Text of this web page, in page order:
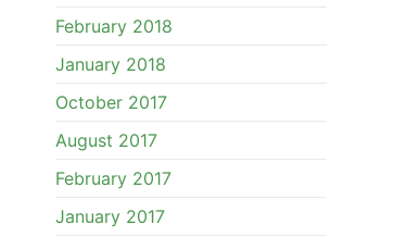
February 2018
January 2018
October 2017
August 2017
February 2017
January 2017